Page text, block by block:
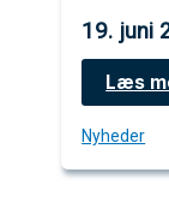
19. juni
En
dag
Læs
Nyheder